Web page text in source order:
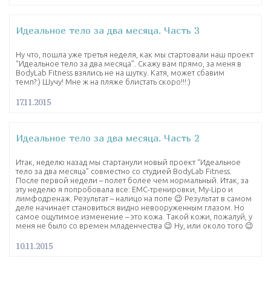
Идеальное тело за два месяца. Часть 3
Ну что, пошла уже третья неделя, как мы стартовали наш проект
“Идеальное тело за два месяца”. Скажу вам прямо, за меня в
BodyLab Fitness взялись не на шутку. Катя, может сбавим
темп?:) Шучу! Мне ж на пляже блистать скоро!!!:)
17.11.2015
Идеальное тело за два месяца. Часть 2
Итак, неделю назад мы стартанули новый проект “Идеальное
тело за два месяца” совместно со студией BodyLab Fitness.
После первой недели – полет более чем нормальный. Итак, за
эту неделю я попробовала все: EMC-тренировки, My-Lipo и
лимфодренаж. Результат – налицо на попе 😉 Результат в самом
деле начинает становиться видно невооруженным глазом. Но
самое ощутимое изменение – это кожа. Такой кожи, пожалуй, у
меня не было со времен младенчества 😉 Ну, или около того 😉
10.11.2015